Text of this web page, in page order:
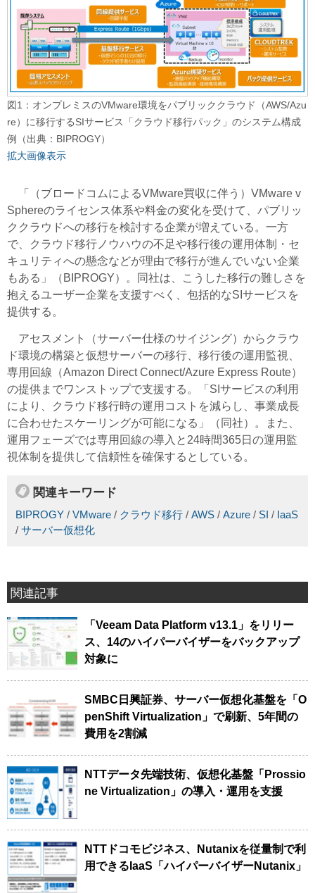
図1：オンプレミスのVMware環境をパブリッククラウド（AWS/Azu
re）に移行するSIサービス「クラウド移行パック」のシステム構成
例（出典：BIPROGY）
拡大画像表示
「（ブロードコムによるVMware買収に伴う）VMware v
Sphereのライセンス体系や料金の変化を受けて、パブリッ
ククラウドへの移行を検討する企業が増えている。一方
で、クラウド移行ノウハウの不足や移行後の運用体制・セ
キュリティへの懸念などが理由で移行が進んでいない企業
もある」（BIPROGY）。同社は、こうした移行の難しさを
抱えるユーザー企業を支援すべく、包括的なSIサービスを
提供する。
アセスメント（サーバー仕様のサイジング）からクラウ
ド環境の構築と仮想サーバーの移行、移行後の運用監視、
専用回線（Amazon Direct Connect/Azure Express Route）
の提供までワンストップで支援する。「SIサービスの利用
により、クラウド移行時の運用コストを減らし、事業成長
に合わせたスケーリングが可能になる」（同社）。また、
運用フェーズでは専用回線の導入と24時間365日の運用監
視体制を提供して信頼性を確保するとしている。
関連キーワード
BIPROGY / VMware / クラウド移行 / AWS / Azure / SI / IaaS
/ サーバー仮想化
関連記事
「Veeam Data Platform v13.1」をリリー
ス、14のハイパーバイザーをバックアップ
対象に
SMBC日興証券、サーバー仮想化基盤を「O
penShift Virtualization」で刷新、5年間の
費用を2割減
NTTデータ先端技術、仮想化基盤「Prossio
ne Virtualization」の導入・運用を支援
NTTドコモビジネス、Nutanixを従量制で利
用できるIaaS「ハイパーバイザーNutanix」